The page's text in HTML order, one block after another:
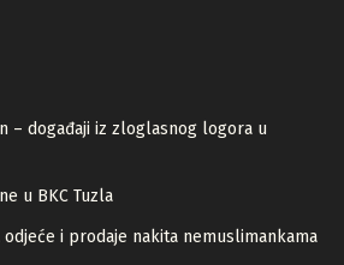
– događaji iz zloglasnog logora u
u BKC Tuzla
i prodaje nakita nemuslimankama